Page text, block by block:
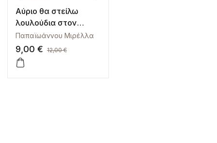
Αύριο θα στείλω
λουλούδια στον
εαυτό μου
Παπαϊωάννου Μιρέλλα
9,00 € 12,00€